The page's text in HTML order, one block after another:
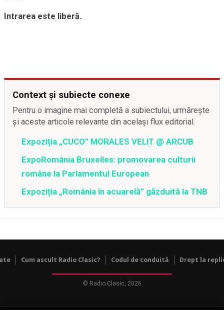
Intrarea este liberă.
Context și subiecte conexe
Pentru o imagine mai completă a subiectului, urmărește
și aceste articole relevante din același flux editorial.
Expoziția „CUCO” MORALES VELIT @ ARCUB
ExpoRomânia Bruxelles: promovarea culturii
române la Parlamentul European
Expoziția „România în acuarelă” găzduită la TNB
Cum ascult Radio Clasic? Codul de conduită Drept la
© Radio Clasic, 2026